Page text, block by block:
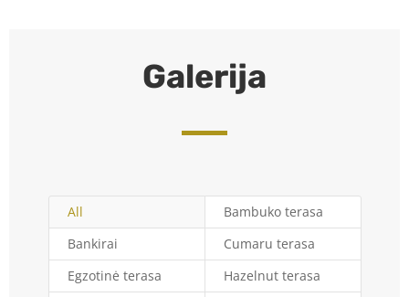
Galerija
All
Bambuko terasa
Bankirai
Cumaru terasa
Egzotinė terasa
Hazelnut terasa